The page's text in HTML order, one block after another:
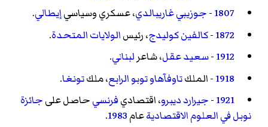
1807
-جوزيبي غاريبالدي، عسكري وسياسيإيطالي.
1872
-كالفين كوليدج، رئيسالولايات المتحدة.
1912
-سعيد عقل، شاعرلبناني.
1918- الملكتاوفآهاو توبو الرابع، ملكتونغا.
1921
-جيرارد ديبرو، اقتصاديفرنسيحاصل علىجائزة
نوبل في العلوم الاقتصاديةعام1983
.